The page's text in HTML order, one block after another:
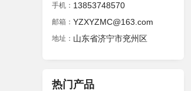
手机： 13853748570
邮箱： YZXYZMC@163.com
地址： 山东省济宁市兖州区
热门产品